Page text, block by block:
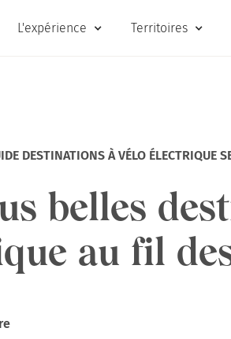
L'expérience Territoires
DESTINATIONS À VÉLO ÉLECTRIQUE
belles
au fil